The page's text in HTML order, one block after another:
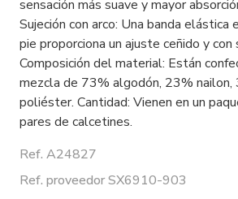
sensación más suave y mayor
Sujeción con arco: Una banda
pie proporciona un ajuste ceñido y con
Composición del material: Están
mezcla de 73% algodón, 23% nailon,
poliéster. Cantidad: Vienen en un
pares de calcetines.
Ref. A24827
Ref. proveedor SX6910-903